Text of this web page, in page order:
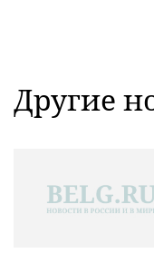
Другие